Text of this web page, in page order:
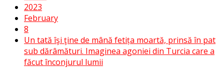
2023
February
8
Un tată îşi ţine de mână fetița moartă, prinsă în pat
sub dărâmături. Imaginea agoniei din Turcia care a
făcut înconjurul lumii